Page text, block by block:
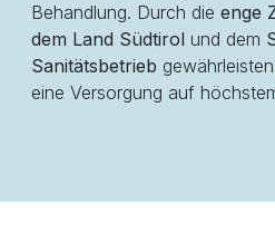
Behandlung. Durch die enge
dem Land Südtirol und dem
Sanitätsbetrieb
eine Versorgung auf